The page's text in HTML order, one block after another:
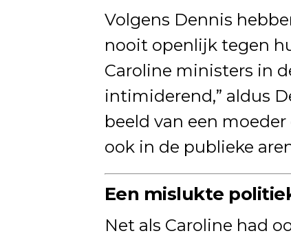
Volgens Dennis
nooit openlijk tegen
Caroline ministers in
intimiderend,” aldus
beeld van een
ook in de publieke
Een mislukte
Net als Caroline had